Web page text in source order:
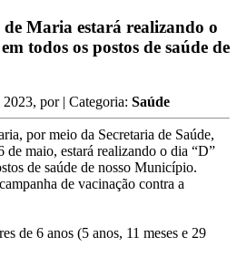
Maria estará realizando o
todos os postos de saúde de
2023, por | Categoria: Saúde
por meio da Secretaria de Saúde,
de maio, estará realizando o dia “D”
de saúde de nosso Município.
de vacinação contra a
de 6 anos (5 anos, 11 meses e 29